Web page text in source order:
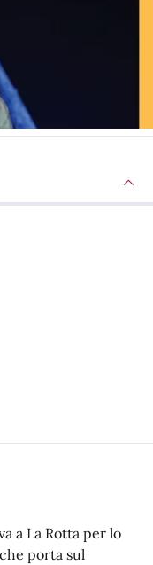
a La Rotta per lo
porta sul